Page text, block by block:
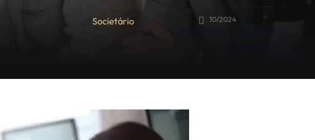
Societário 10/2024